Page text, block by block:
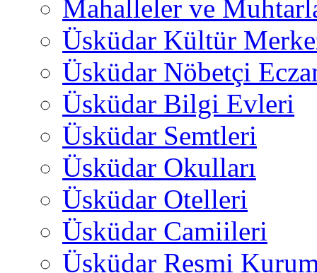
Mahalleler ve
Üsküdar Kültür
Üsküdar Nöbetçi
Üsküdar Bilgi Evleri
Üsküdar Semtleri
Üsküdar Okulları
Üsküdar Otelleri
Üsküdar Camiileri
Üsküdar Resmi